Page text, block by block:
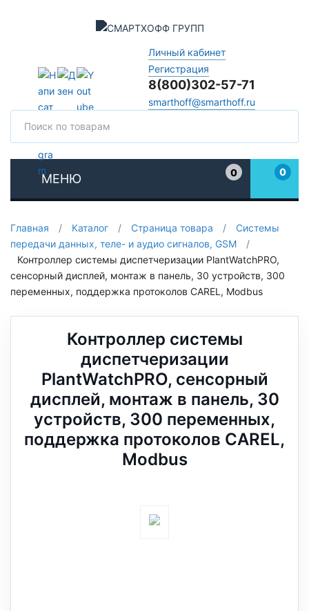
Личный кабинет
Регистрация
8(800)302-57-71
smarthoff@smarthoff.ru
МЕНЮ
0
0
Главная / Каталог / Страница товара /
Системы
передачи данных, теле- и аудио сигналов, GSM
/
Контроллер системы диспетчеризации PlantWatchPRO,
сенсорный дисплей, монтаж в панель, 30 устройств, 300
переменных, поддержка протоколов CAREL, Modbus
Контроллер системы
диспетчеризации
PlantWatchPRO, сенсорный
дисплей, монтаж в панель, 30
устройств, 300 переменных,
поддержка протоколов CAREL,
Modbus